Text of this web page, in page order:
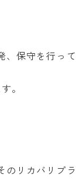
、保守を行って
。
のリカバリプラ